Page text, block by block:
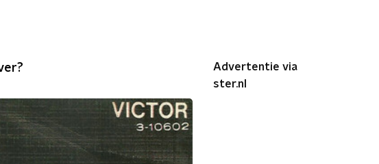
Advertentie via
ster.nl